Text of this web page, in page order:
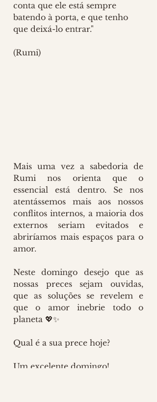
conta que ele está sempre
batendo à porta, e que tenho
que deixá-lo entrar."
(Rumi)
Mais uma vez a sabedoria de
Rumi nos orienta que o
essencial está dentro. Se nos
atentássemos mais aos nossos
conflitos internos, a maioria dos
externos seriam evitados e
abriríamos mais espaços para o
amor.
Neste domingo desejo que as
nossas preces sejam ouvidas,
que as soluções se revelem e
que o amor inebrie todo o
planeta 💖✨
Qual é a sua prece hoje?
Um excelente domingo!